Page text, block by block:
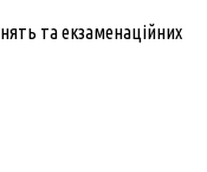
та екзаменаційних